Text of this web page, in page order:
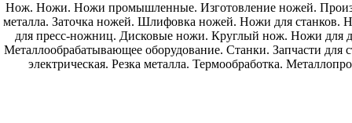
Нож. Ножи. Ножи промышленные. Изготовление ножей.
металла. Заточка ножей. Шлифовка ножей. Ножи для
для пресс-ножниц. Дисковые ножи. Круглый нож. Ножи для
Металлообрабатывающее оборудование. Станки. Запчасти
электрическая. Резка металла. Термообработка.